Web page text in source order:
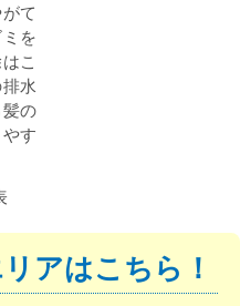
て
を
こ
水
の
す
アはこちら！